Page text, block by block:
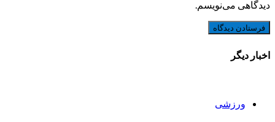
دیدگاهی می‌نویسم.
اخبار دیگر
ورزشی